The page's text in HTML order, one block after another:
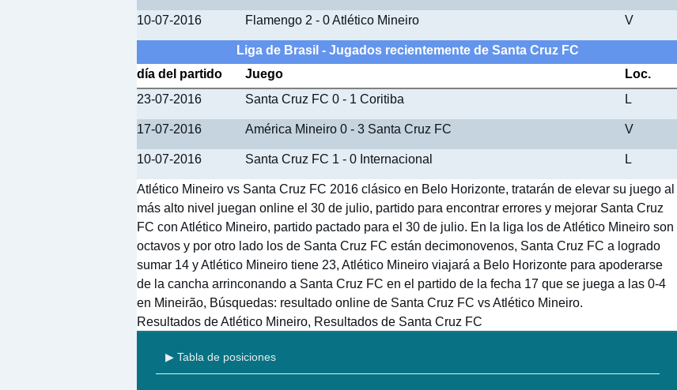
10-07-2016 Flamengo 2 - 0 Atlético Mineiro V
Liga de Brasil - Jugados recientemente de Santa Cruz FC
día del partido
Juego
Loc.
23-07-2016
Santa Cruz FC 0 - 1 Coritiba L
17-07-2016 América Mineiro 0 - 3 Santa Cruz FC V
10-07-2016 Santa Cruz FC 1 - 0 Internacional L
Atlético Mineiro vs Santa Cruz FC 2016 clásico en Belo Horizonte, tratarán de elevar su juego al
más alto nivel juegan online el 30 de julio, partido para encontrar errores y mejorar Santa Cruz
FC con Atlético Mineiro, partido pactado para el 30 de julio. En la liga los de Atlético Mineiro son
octavos y por otro lado los de Santa Cruz FC están decimonovenos, Santa Cruz FC a logrado
sumar 14 y Atlético Mineiro tiene 23, Atlético Mineiro viajará a Belo Horizonte para apoderarse
de la cancha arrinconando a Santa Cruz FC en el partido de la fecha 17 que se juega a las 0-4
en Mineirão, Búsquedas: resultado online de Santa Cruz FC vs Atlético Mineiro.
Resultados de Atlético Mineiro, Resultados de Santa Cruz FC
▶ Tabla de posiciones